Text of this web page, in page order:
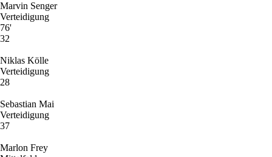
Marvin Senger
Verteidigung
76'
32
Niklas Kölle
Verteidigung
28
Sebastian Mai
Verteidigung
37
Marlon Frey